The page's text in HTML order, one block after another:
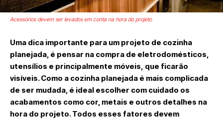
Acessórios devem ser levados em conta na hora do projeto
Uma dica importante para um projeto de cozinha
planejada, é pensar na compra de eletrodomésticos,
utensílios e principalmente móveis, que ficarão
visíveis. Como a cozinha planejada é mais complicada
de ser mudada, é ideal escolher com cuidado os
acabamentos como cor, metais e outros detalhes na
hora do projeto. Todos esses fatores devem